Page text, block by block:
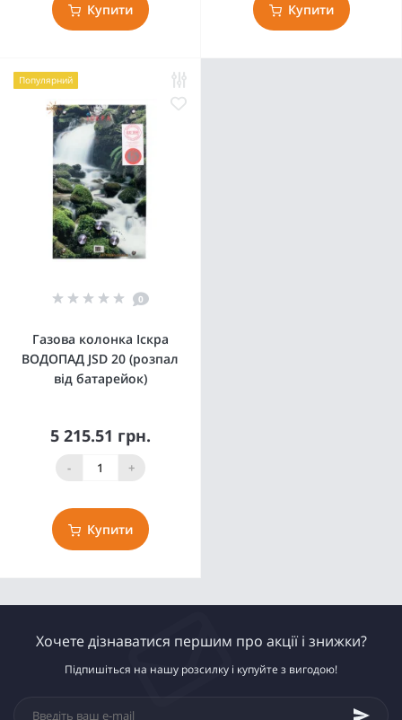
Купити Купити
Популярний
0
Газова колонка Іскра
ВОДОПАД JSD 20 (розпал
від батарейок)
5 215.51 грн.
- +
Купити
Хочете дізнаватися першим про акції і знижки?
Підпишіться на нашу розсилку і купуйте з вигодою!